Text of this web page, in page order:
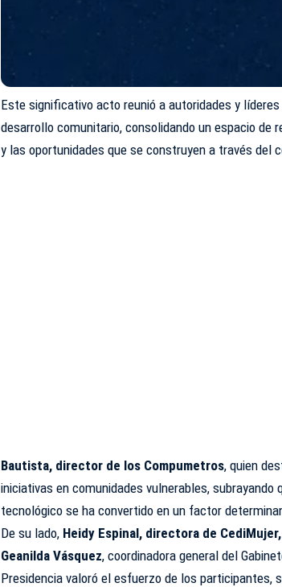
Este significativo acto reunió a autoridades y
desarrollo comunitario, consolidando un espacio de
y las oportunidades que se construyen a través del
Bautista, director de los Compumetros, quien
iniciativas en comunidades vulnerables,
tecnológico se ha convertido en un factor
De su lado, Heidy Espinal, directora de CediMujer,
Geanilda Vásquez, coordinadora general del
Presidencia valoró el esfuerzo de los participantes,